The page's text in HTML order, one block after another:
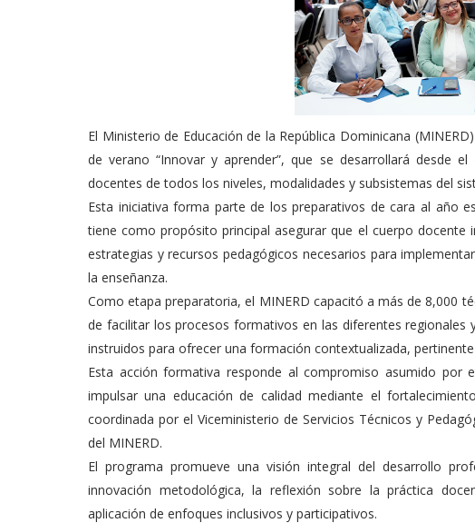
El Ministerio de Educación de la República Dominicana
de verano “Innovar y aprender”, que se desarrollará desde
docentes de todos los niveles, modalidades y subsistemas del
Esta iniciativa forma parte de los preparativos de cara al año
tiene como propósito principal asegurar que el cuerpo
estrategias y recursos pedagógicos necesarios para
la enseñanza.
Como etapa preparatoria, el MINERD capacitó a más de 8,000
de facilitar los procesos formativos en las diferentes regionales
instruidos para ofrecer una formación contextualizada,
Esta acción formativa responde al compromiso asumido por
impulsar una educación de calidad mediante el
coordinada por el Viceministerio de Servicios Técnicos y
del MINERD.
El programa promueve una visión integral del desarrollo
innovación metodológica, la reflexión sobre la práctica
aplicación de enfoques inclusivos y participativos.